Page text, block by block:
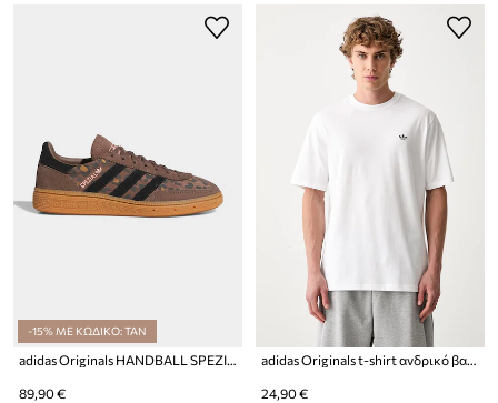
-15% ΜΕ ΚΩΔΙΚΟ: TAN
adidas Originals HANDBALL SPEZIAL sneakers παιδικά σουέτ
89,90 €
adidas Originals t-shirt ανδρικό βαμβακερό Trefoil Essentials
24,90 €